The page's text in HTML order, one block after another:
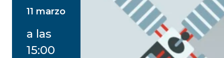
11 marzo
a las
15:00